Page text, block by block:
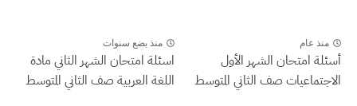
منذ عام
أسئلة امتحان الشهر الأول
الاجتماعيات صف الثاني المتوسط
منذ بضع سنوات
اسئلة امتحان الشهر الثاني مادة
اللغة العربية صف الثاني المتوسط